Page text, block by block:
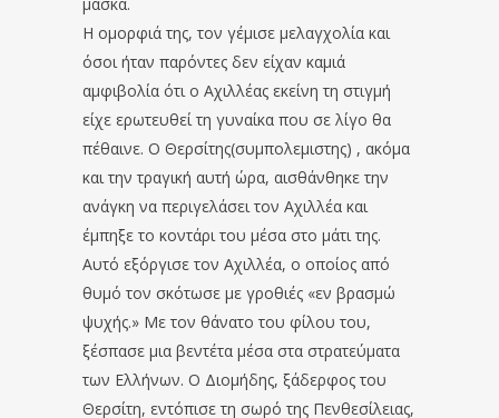
Η ομορφιά της, τον γέμισε μελαγχολία και
όσοι ήταν παρόντες δεν είχαν καμιά
αμφιβολία ότι ο Αχιλλέας εκείνη τη στιγμή
είχε ερωτευθεί τη γυναίκα που σε λίγο θα
πέθαινε. Ο Θερσίτης(συμπολεμιστης) , ακόμα
και την τραγική αυτή ώρα, αισθάνθηκε την
ανάγκη να περιγελάσει τον Αχιλλέα και
έμπηξε το κοντάρι του μέσα στο μάτι της.
Αυτό εξόργισε τον Αχιλλέα, ο οποίος από
θυμό τον σκότωσε με γροθιές «εν βρασμώ
ψυχής.» Με τον θάνατο του φίλου του,
ξέσπασε μια βεντέτα μέσα στα στρατεύματα
των Ελλήνων. Ο Διομήδης, ξάδερφος του
Θερσίτη, εντόπισε τη σωρό της Πενθεσίλειας,